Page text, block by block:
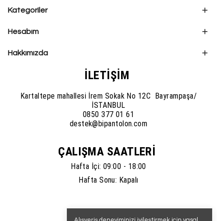
Kategoriler
Hesabım
Hakkımızda
İLETİŞİM
Kartaltepe mahallesi İrem Sokak No 12C Bayrampaşa/
İSTANBUL
0850 377 01 61
destek@bipantolon.com
ÇALIŞMA SAATLERİ
Hafta İçi: 09:00 - 18:00
Hafta Sonu: Kapalı